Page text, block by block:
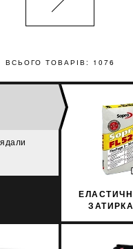
ВСЬОГО ТОВАРІВ: 1076